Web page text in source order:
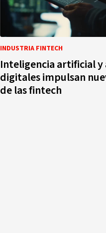
INDUSTRIA FINTECH
Inteligencia artificial y
digitales impulsan
de las fintech